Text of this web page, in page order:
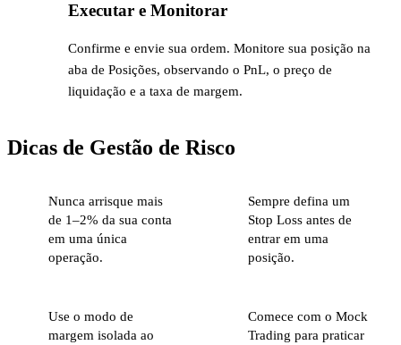
Executar e Monitorar
Confirme e envie sua ordem. Monitore sua posição na
aba de Posições, observando o PnL, o preço de
liquidação e a taxa de margem.
Dicas de Gestão de Risco
Nunca arrisque mais
de 1–2% da sua conta
em uma única
operação.
Sempre defina um
Stop Loss antes de
entrar em uma
posição.
Use o modo de
margem isolada ao
Comece com o Mock
Trading para praticar